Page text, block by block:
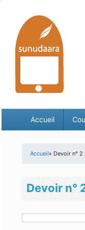
Accueil
Accueil» Devoir n°
Devoir n°